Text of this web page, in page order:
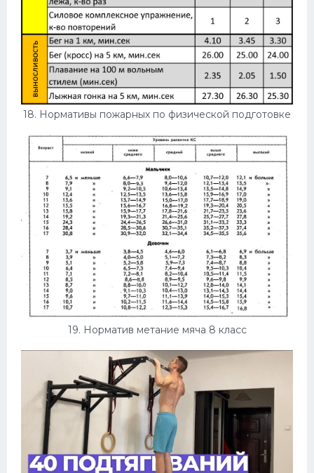
18. Нормативы пожарных по физической подготовке
19. Норматив метание мяча 8 класс